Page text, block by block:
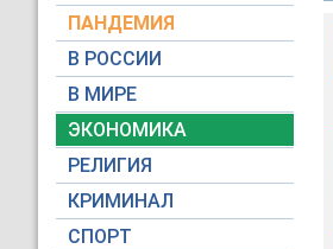
ПАНДЕМИЯ
В РОССИИ
В МИРЕ
ЭКОНОМИКА
РЕЛИГИЯ
КРИМИНАЛ
СПОРТ